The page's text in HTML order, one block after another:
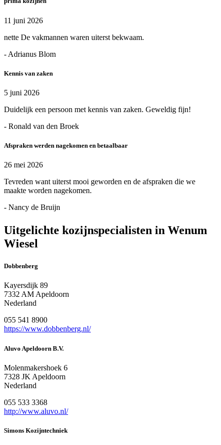
11 juni 2026
nette De vakmannen waren uiterst bekwaam.
- Adrianus Blom
Kennis van zaken
5 juni 2026
Duidelijk een persoon met kennis van zaken. Geweldig fijn!
- Ronald van den Broek
Afspraken werden nagekomen en betaalbaar
26 mei 2026
Tevreden want uiterst mooi geworden en de afspraken die we
maakte worden nagekomen.
- Nancy de Bruijn
Uitgelichte kozijnspecialisten in Wenum
Wiesel
Dobbenberg
Kayersdijk 89
7332 AM Apeldoorn
Nederland
055 541 8900
https://www.dobbenberg.nl/
Aluvo Apeldoorn B.V.
Molenmakershoek 6
7328 JK Apeldoorn
Nederland
055 533 3368
http://www.aluvo.nl/
Simons Kozijntechniek